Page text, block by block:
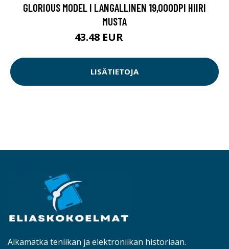
GLORIOUS MODEL I LANGALLINEN 19,000DPI HIIRI
MUSTA
43.48 EUR
LISÄTIETOJA
Aikamatka teniikan ja elektroniikan historiaan.